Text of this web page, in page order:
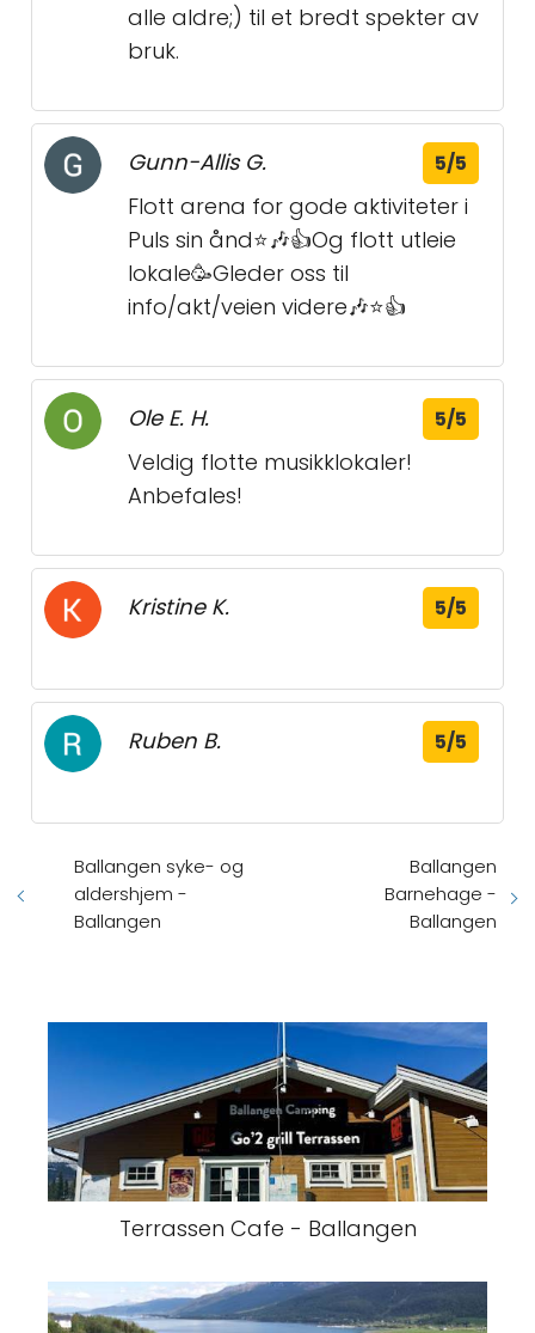
alle aldre;) til et bredt spekter av
bruk.
Gunn-Allis G. 5/5
Flott arena for gode aktiviteter i
Puls sin ånd⭐️🎶👍Og flott utleie
lokale🥳Gleder oss til
info/akt/veien videre🎶⭐️👍
Ole E. H. 5/5
Veldig flotte musikklokaler!
Anbefales!
Kristine K. 5/5
Ruben B. 5/5
Ballangen syke- og
aldershjem -
Ballangen
Ballangen
Barnehage -
Ballangen
Terrassen Cafe - Ballangen